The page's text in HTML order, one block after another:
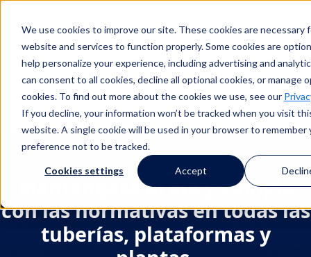
We use cookies to improve our site. These cookies are necessary
website and services to function properly. Some cookies are
help personalize your experience, including advertising and
can consent to all cookies, decline all optional cookies, or manage
cookies. To find out more about the cookies we use, see our
If you decline, your information won’t be tracked when you visit
website. A single cookie will be used in your browser to remember
preference not to be tracked.
Cookies settings Accept
Buscar en
Buscar en
Manténgase al día y cumpla
con las normativas en todas las
tuberías, plataformas y